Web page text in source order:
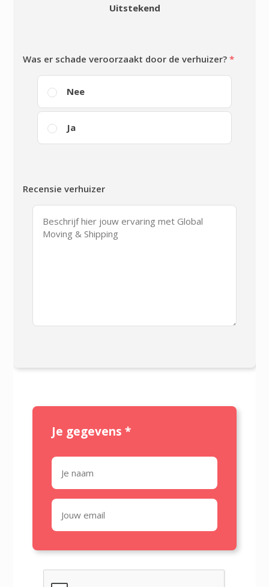
Uitstekend
Was er schade veroorzaakt door de verhuizer?*
Nee
Ja
Recensie verhuizer
Je gegevens*